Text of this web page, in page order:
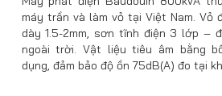
máy trần và làm vỏ tại Việt Nam.
dày 1.5-2mm, sơn tĩnh điện 3 lớp –
ngoài trời. Vật liệu tiêu âm bằng
dụng, đảm bảo độ ồn 75dB(A) đo tại